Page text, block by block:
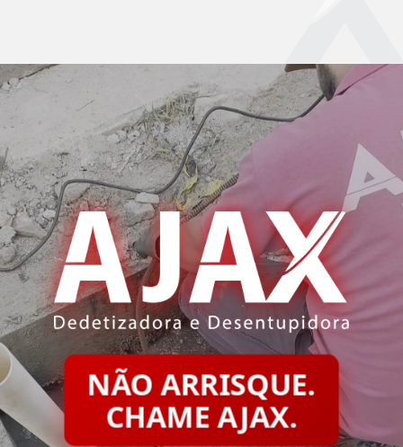
NÃO ARRISQUE.
CHAME AJAX.